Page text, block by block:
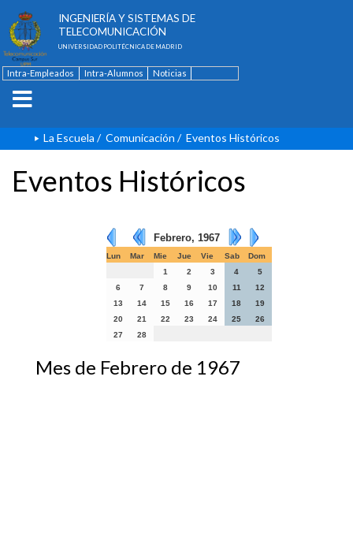
INGENIERÍA Y SISTEMAS DE
TELECOMUNICACIÓN
UNIVERSIDAD POLITÉCNICA DE MADRID
Intra-Empleados Intra-Alumnos
Noticias
La Escuela / Comunicación / Eventos Históricos
Eventos Históricos
Febrero, 1967
Lun Mar Mie Jue Vie Sab
Dom
1
2 3 4
5
6
7 8 9 10 11
12
13
14 15 16 17 18
19
20
21 22 23 24 25
26
27
28
Mes de Febrero de 1967